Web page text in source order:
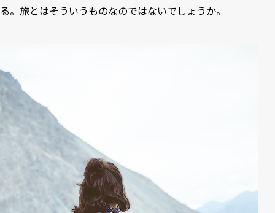
る。旅とはそういうものなのではないでしょうか。